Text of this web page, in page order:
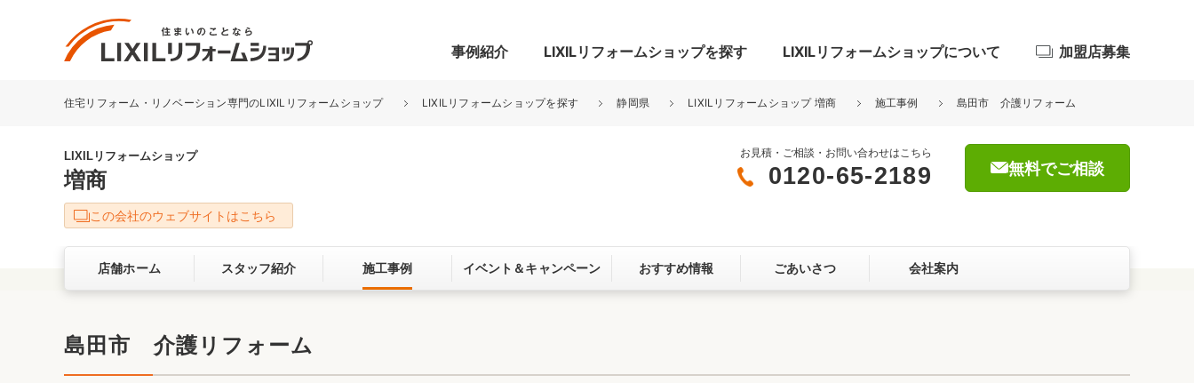
事例紹介
リフォーム事例を探す
キッチン
洗面化粧室 トイレ 玄関まわり 門まわり 屋根・外壁
ベランダ・バルコニー ガーデンスペース カースペース
LIXILリフォームショップを探す LIXILリフォームショップについて
LIXILリフォームショップについて
サービス向上・品質改善の取り組み お客さま満足度アンケート
ここちいい暮らしをつくる、価値・性能向上
加盟店募集
住宅リフォーム・リノベーション専門のLIXILリフォームショップ LIXILリフォームショップを探す 静岡県 LIXILリフォームショップ 増商 施工事例 島田市 介護リフォーム
LIXILリフォームショップ
増商
お見積・ご相談・お問い合わせはこちら
0120-65-2189 無料でご相談
この会社のウェブサイトはこちら
店舗ホーム スタッフ紹介 施工事例 イベント＆キャンペーン おすすめ情報 ごあいさつ 会社案内
島田市 介護リフォーム